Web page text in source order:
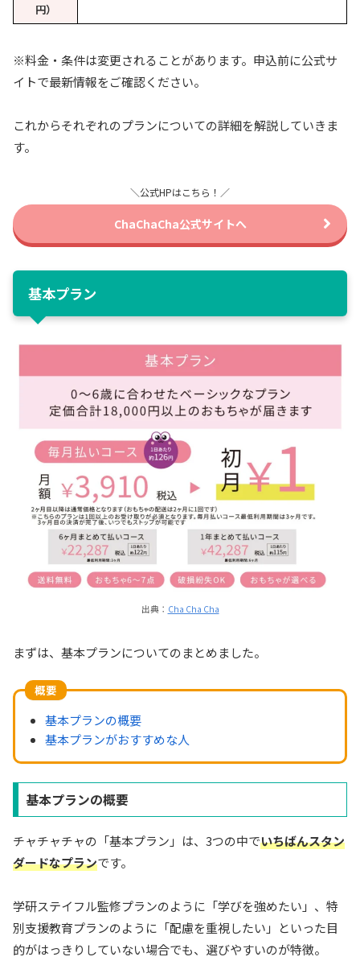
円）
※料金・条件は変更されることがあります。申込前に公式サ
イトで最新情報をご確認ください。
これからそれぞれのプランについての詳細を解説していきま
す。
＼公式HPはこちら！／
ChaChaCha公式サイトへ
基本プラン
出典： Cha Cha Cha
まずは、基本プランについてのまとめました。
概要
基本プランの概要
基本プランがおすすめな人
基本プランの概要
チャチャチャの「基本プラン」は、3つの中でいちばんスタン
ダードなプランです。
学研ステイフル監修プランのように「学びを強めたい」、特
別支援教育プランのように「配慮を重視したい」といった目
的がはっきりしていない場合でも、選びやすいのが特徴。